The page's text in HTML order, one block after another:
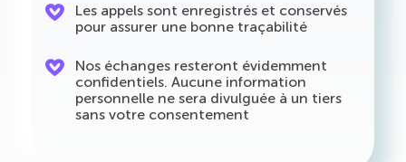
Les appels sont enregistrés et conservés
pour assurer une bonne traçabilité
Nos échanges resteront évidemment
confidentiels. Aucune information
personnelle ne sera divulguée à un tiers
sans votre consentement